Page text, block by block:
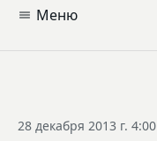
Меню
28 декабря 2013 г. 4:00